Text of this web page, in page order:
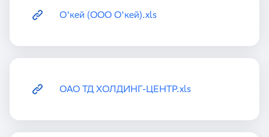
О'кей (ООО О'кей).xls
ОАО ТД ХОЛДИНГ-ЦЕНТР.xls